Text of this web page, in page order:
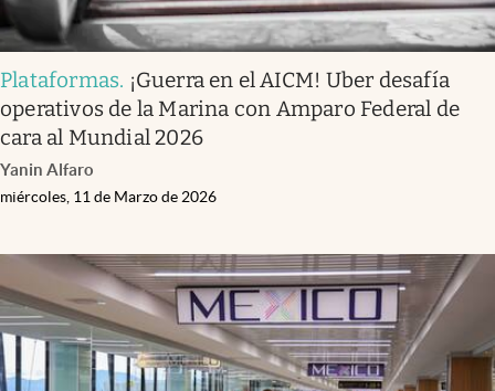
Plataformas. ¡Guerra en el AICM! Uber desafía
operativos de la Marina con Amparo Federal de
cara al Mundial 2026
Yanin Alfaro
miércoles, 11 de Marzo de 2026